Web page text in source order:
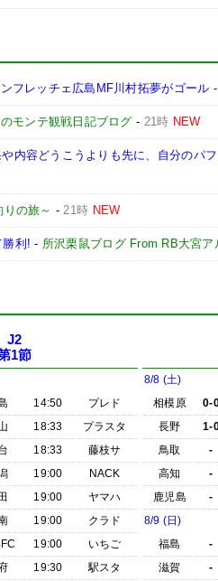
フレッチェ広島MF川村拓夢がゴール -
モンテ観戦日記ブログ - 21時 NEW
内容どうこうよりも先に、自分のパ
の旅～ -21時 NEW
勝利! - 所沢栗鼠ブログ From RB大宮ア
J2
1節
14:50
プレド
18:33
プラスタ
18:33
藤枝サ
19:00
NACK
19:00
ヤマハ
19:00
クラド
19:00
いちご
19:30
駅スタ
8/8 (土)
相模原
0-
長野
1-
鳥取
-
高知
-
鹿児島
-
8/9 (日)
福島
-
滋賀
-